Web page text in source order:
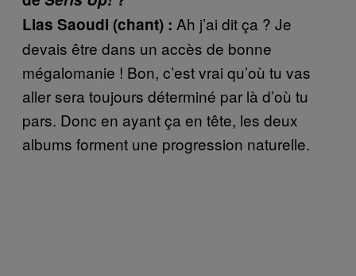
Lias Saoudi (chant) : Ah j’ai dit ça ? Je
devais être dans un accès de bonne
mégalomanie ! Bon, c’est vrai qu’où tu vas
aller sera toujours déterminé par là d’où tu
pars. Donc en ayant ça en tête, les deux
albums forment une progression naturelle.